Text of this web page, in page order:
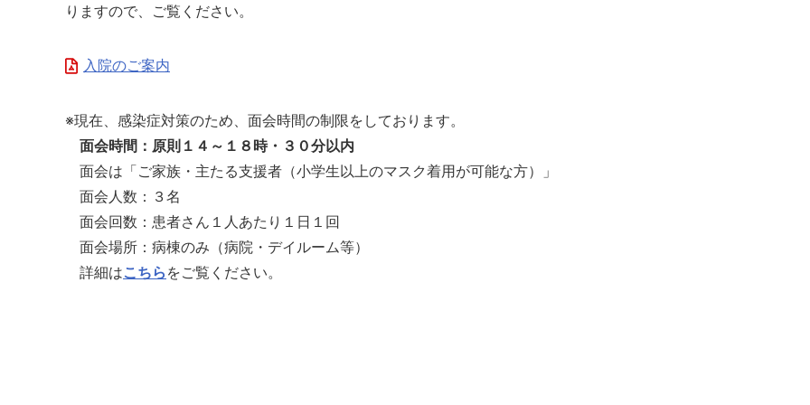
りますので、ご覧ください。
入院のご案内
※現在、感染症対策のため、面会時間の制限をしております。
面会時間：原則１４～１８時・３０分以内
面会は「ご家族・主たる支援者（小学生以上のマスク着用が可能な方）」
面会人数：３名
面会回数：患者さん１人あたり１日１回
面会場所：病棟のみ（病院・デイルーム等）
詳細はこちら をご覧ください。